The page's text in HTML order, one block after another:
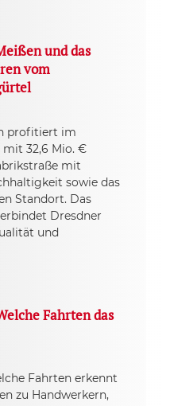
und das
vom
profitiert im
mit 32,6 Mio. €
mit
sowie das
Standort. Das
Dresdner
und
Fahrten das
Fahrten erkennt
zu Handwerkern,